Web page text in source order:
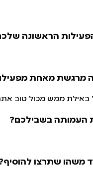
הראשונה
מרגשת מאחת
באילת ממש מכול טוב
העמותה בשבילכם?
משהו שתרצו